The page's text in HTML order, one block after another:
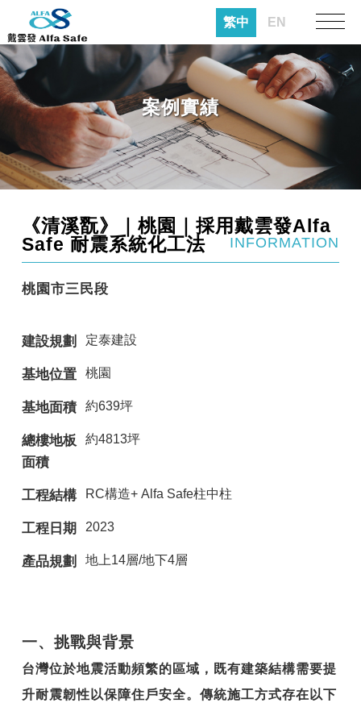
繁中 EN
案例實績
《清溪翫》｜桃園｜採用戴雲發Alfa
Safe 耐震系統化工法
INFORMATION
桃園市三民段
建設規劃 定泰建設
基地位置 桃園
基地面積 約639坪
總樓地板
面積
約4813坪
工程結構 RC構造+ Alfa Safe柱中柱
工程日期 2023
產品規劃 地上14層/地下4層
一、挑戰與背景
台灣位於地震活動頻繁的區域，既有建築結構需要提
升耐震韌性以保障住戶安全。傳統施工方式存在以下